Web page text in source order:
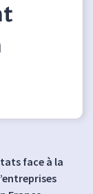
face à la